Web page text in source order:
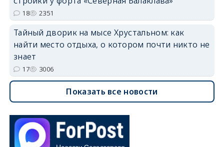
18 2351
Тайный дворик на мысе Хрустальном: как
найти место отдыха, о котором почти никто не
знает
17 3006
Показать все новости